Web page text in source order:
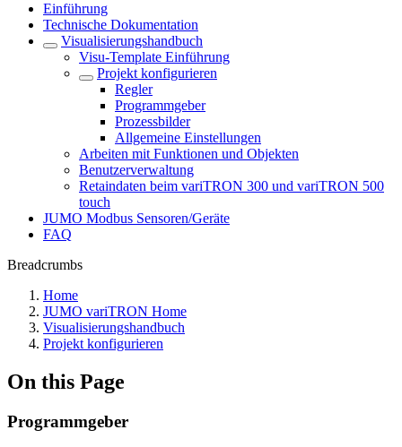
Einführung
Technische Dokumentation
Visualisierungshandbuch
Visu-Template Einführung
Projekt konfigurieren
Regler
Programmgeber
Prozessbilder
Allgemeine Einstellungen
Arbeiten mit Funktionen und Objekten
Benutzerverwaltung
Retaindaten beim variTRON 300 und variTRON 500
touch
JUMO Modbus Sensoren/Geräte
FAQ
Breadcrumbs
Home
JUMO variTRON Home
Visualisierungshandbuch
Projekt konfigurieren
On this Page
Programmgeber